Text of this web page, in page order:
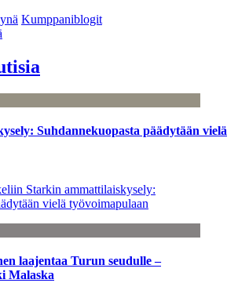
Kumppaniblogit
Suhdannekuopasta päädytään vielä
Starkin ammattilaiskysely:
vielä työvoimapulaan
laajentaa Turun seudulle –
Malaska